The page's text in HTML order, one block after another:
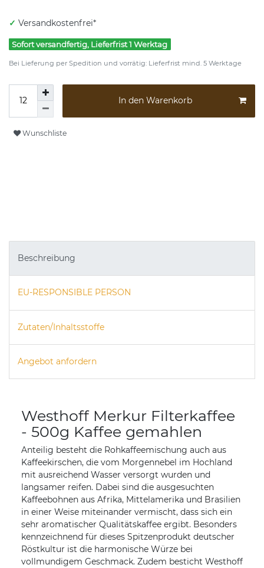
✓ Versandkostenfrei*
Sofort versandfertig, Lieferfrist 1 Werktag
Bei Lieferung per Spedition und vorrätig: Lieferfrist mind. 5 Werktage
In den Warenkorb
Wunschliste
Beschreibung
EU-RESPONSIBLE PERSON
Zutaten/Inhaltsstoffe
Angebot anfordern
Westhoff Merkur Filterkaffee
- 500g Kaffee gemahlen
Anteilig besteht die Rohkaffeemischung auch aus
Kaffeekirschen, die vom Morgennebel im Hochland
mit ausreichend Wasser versorgt wurden und
langsamer reifen. Dabei sind die ausgesuchten
Kaffeebohnen aus Afrika, Mittelamerika und Brasilien
in einer Weise miteinander vermischt, dass sich ein
sehr aromatischer Qualitätskaffee ergibt. Besonders
kennzeichnend für dieses Spitzenprodukt deutscher
Röstkultur ist die harmonische Würze bei
vollmundigem Geschmack. Zudem besticht Westhoff